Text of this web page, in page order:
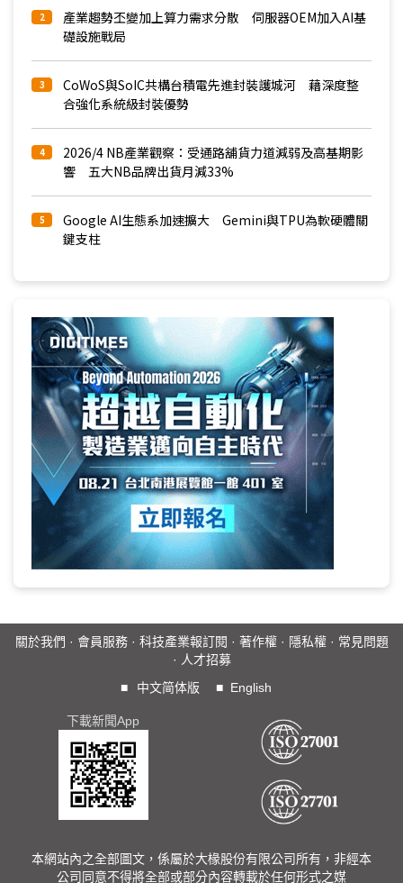
2
產業趨勢丕變加上算力需求分散 伺服器OEM加入AI基
礎設施戰局
3
CoWoS與SoIC共構台積電先進封裝護城河 藉深度整
合強化系統級封裝優勢
4
2026/4 NB產業觀察：受通路舖貨力道減弱及高基期影
響 五大NB品牌出貨月減33%
5
Google AI生態系加速擴大 Gemini與TPU為軟硬體關
鍵支柱
關於我們 · 會員服務· 科技產業報訂閱 · 著作權· 隱私權· 常見問題
· 人才招募
■
中文简体版 ■ English
下載新聞App
本網站內之全部圖文，係屬於大椽股份有限公司所有，非經本
公司同意不得將全部或部分內容轉載於任何形式之媒